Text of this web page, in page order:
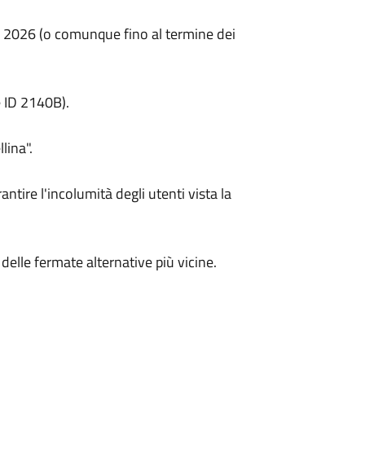
(o comunque fino al termine dei
2140B).
l'incolumità degli utenti vista la
fermate alternative più vicine.